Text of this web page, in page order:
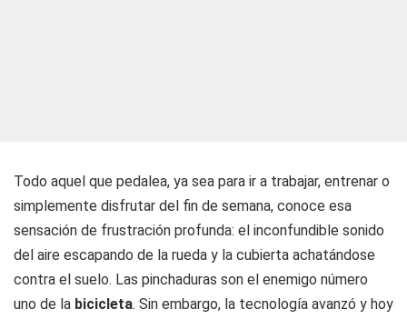
Todo aquel que pedalea, ya sea para ir a trabajar, entrenar o
simplemente disfrutar del fin de semana, conoce esa
sensación de frustración profunda: el inconfundible sonido
del aire escapando de la rueda y la cubierta achatándose
contra el suelo. Las pinchaduras son el enemigo número
uno de la bicicleta. Sin embargo, la tecnología avanzó y hoy